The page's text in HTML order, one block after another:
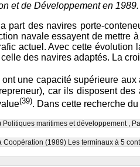
et de Développement en 1989.
part des navires porte-
navale essayent de mettre
actuel. Avec cette
des navires adaptés. La
une capacité supérieure
car ils disposent
(39). Dans cette recherche
Politiques maritimes et développement ,
Coopération (1989) Les terminaux à 5